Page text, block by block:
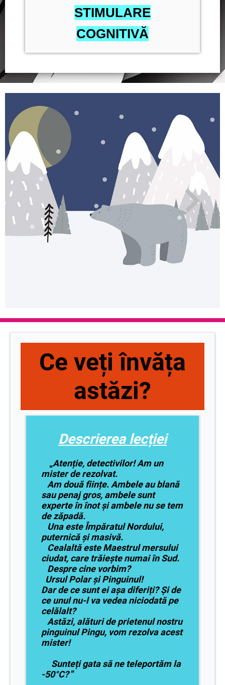
STIMULARE
COGNITIVĂ
Ce veți învăța
astăzi?
Descrierea lecției
„Atenție, detectivilor! Am un
mister de rezolvat.
Am două ființe. Ambele au blană
sau penaj gros, ambele sunt
experte în înot și ambele nu se tem
de zăpadă.
Una este Împăratul Nordului,
puternică și masivă.
Cealaltă este Maestrul mersului
ciudat, care trăiește numai în Sud.
Despre cine vorbim?
Ursul Polar și Pinguinul!
Dar de ce sunt ei așa diferiți? Și de
ce unul nu-l va vedea niciodată pe
celălalt?
Astăzi, alături de prietenul nostru
pinguinul Pingu, vom rezolva acest
mister!
Sunteți gata să ne teleportăm la
-50°C?”